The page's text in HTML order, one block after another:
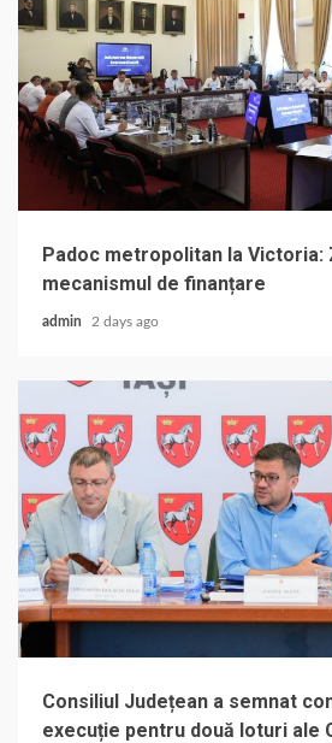
Padoc metropolitan la Victoria:
mecanismul de finanțare
admin 2 days ago
Consiliul Județean a semnat
execuție pentru două loturi ale